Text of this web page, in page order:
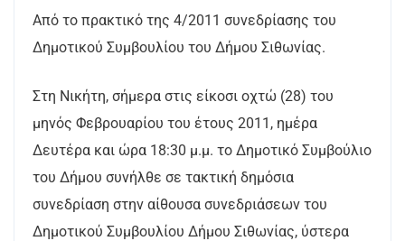
Από το πρακτικό της 4/2011 συνεδρίασης του
Δημοτικού Συμβουλίου του Δήμου Σιθωνίας.
Στη Νικήτη, σήμερα στις είκοσι οχτώ (28) του
μηνός Φεβρουαρίου του έτους 2011, ημέρα
Δευτέρα και ώρα 18:30 μ.μ. το Δημοτικό Συμβούλιο
του Δήμου συνήλθε σε τακτική δημόσια
συνεδρίαση στην αίθουσα συνεδριάσεων του
Δημοτικού Συμβουλίου Δήμου Σιθωνίας, ύστερα